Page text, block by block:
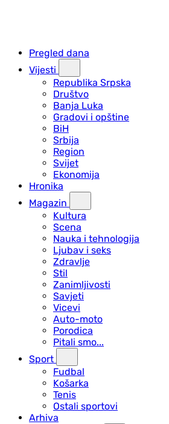
Pregled dana
Vijesti
Republika Srpska
Društvo
Banja Luka
Gradovi i opštine
BiH
Srbija
Region
Svijet
Ekonomija
Hronika
Magazin
Kultura
Scena
Nauka i tehnologija
Ljubav i seks
Zdravlje
Stil
Zanimljivosti
Savjeti
Vicevi
Auto-moto
Porodica
Pitali smo...
Sport
Fudbal
Košarka
Tenis
Ostali sportovi
Arhiva